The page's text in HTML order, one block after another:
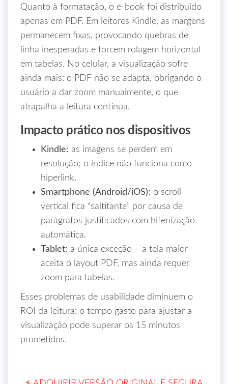
Quanto à formatação, o e‑book foi distribuído
apenas em PDF. Em leitores Kindle, as margens
permanecem fixas, provocando quebras de
linha inesperadas e forcem rolagem horizontal
em tabelas. No celular, a visualização sofre
ainda mais: o PDF não se adapta, obrigando o
usuário a dar zoom manualmente, o que
atrapalha a leitura contínua.
Impacto prático nos dispositivos
Kindle: as imagens se perdem em
resolução; o índice não funciona como
hiperlink.
Smartphone (Android/iOS): o scroll
vertical fica “saltitante” por causa de
parágrafos justificados com hifenização
automática.
Tablet: a única exceção – a tela maior
aceita o layout PDF, mas ainda requer
zoom para tabelas.
Esses problemas de usabilidade diminuem o
ROI da leitura: o tempo gasto para ajustar a
visualização pode superar os 15 minutos
prometidos.